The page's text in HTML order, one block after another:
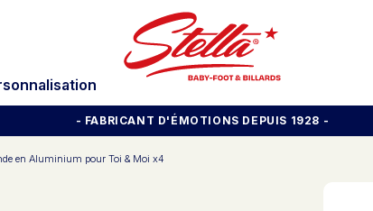
- FABRICANT D'ÉMOTIONS DEPUIS 1928 -
en Aluminium pour Toi & Moi x4